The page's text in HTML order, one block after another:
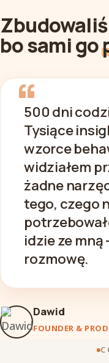
bo sami go
500 dni
Tysiące
wzorce
widziałem
żadne
tego, czego
idzie ze mną
rozmowę.
Dawid
FOUNDER &